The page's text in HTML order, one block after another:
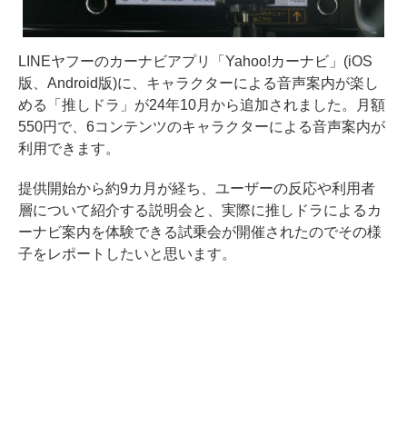
LINEヤフーのカーナビアプリ「Yahoo!カーナビ」(iOS
版、Android版)に、キャラクターによる音声案内が楽し
める「推しドラ」が24年10月から追加されました。月額
550円で、6コンテンツのキャラクターによる音声案内が
利用できます。
提供開始から約9カ月が経ち、ユーザーの反応や利用者
層について紹介する説明会と、実際に推しドラによるカ
ーナビ案内を体験できる試乗会が開催されたのでその様
子をレポートしたいと思います。